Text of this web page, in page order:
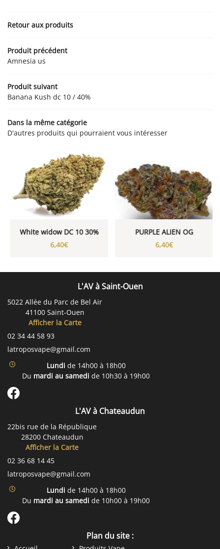
PRODUITS CBD
AVIS
CONTACT
Retour aux produits
Produit précédent
Amnesia us
Produit suivant
Banana Kush dc 10 / 40%
Dans la même catégorie
D'autres produits qui pourraient vous intéresser
White widow DC 10 30%
6,40€
PURPLE ALIEN OG
6,40€
L'AV à Saint-Ouen
5022 Allée du Parc de Bel Air
41100 Saint-Ouen
Afficher la Carte
02 34 44 58 93
Lundi de 14h00 à 18h00
Du mardi au samedi de 10h30 à 19h00
L'AV à Chateaudun
22bis rue de la République
28200 Chateaudun
Afficher la Carte
02 36 68 14 45
Lundi de 14h00 à 18h00
Du mardi au samedi de 10h00 à 19h00
Plan du site :